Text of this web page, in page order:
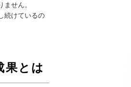
せん。
続けているの
果とは